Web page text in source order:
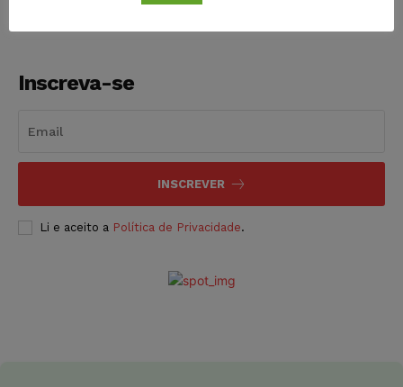
Inscreva-se
INSCREVER
Li e aceito a Política de Privacidade.